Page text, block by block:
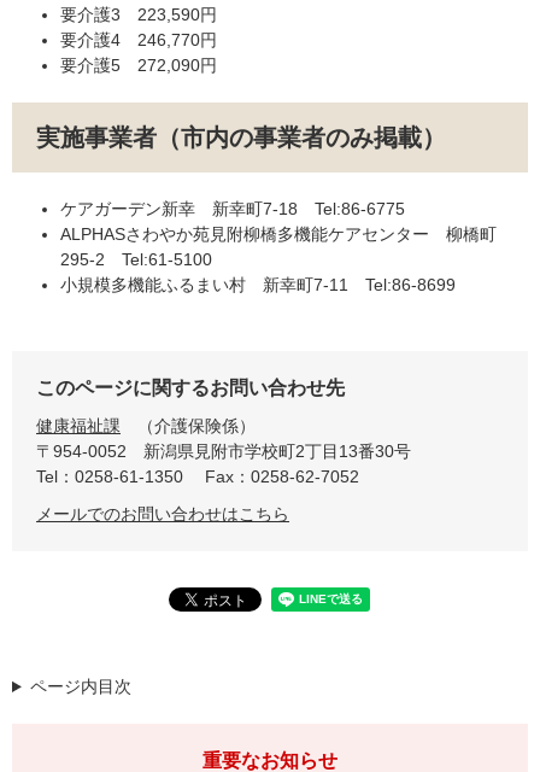
要介護3 223,590円
要介護4 246,770円
要介護5 272,090円
実施事業者（市内の事業者のみ掲載）
ケアガーデン新幸 新幸町7-18 Tel:86-6775
ALPHASさわやか苑見附柳橋多機能ケアセンター 柳橋町
295-2 Tel:61-5100
小規模多機能ふるまい村 新幸町7-11 Tel:86-8699
このページに関するお問い合わせ先
健康福祉課
介護保険係
〒954-0052
新潟県見附市学校町2丁目13番30号
Tel：0258-61-1350
Fax：0258-62-7052
メールでのお問い合わせはこちら
ページ内目次
重要なお知らせ